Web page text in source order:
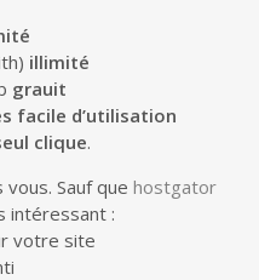
illimité
grauit
facile d’utilisation
clique.
Sauf que hostgator
intéressant :
votre site